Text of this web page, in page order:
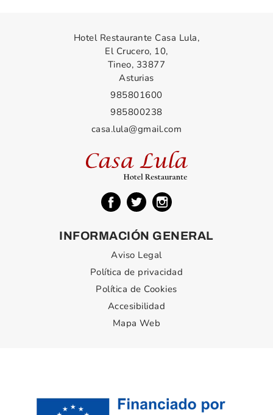
Hotel Restaurante Casa Lula,
El Crucero, 10,
Tineo, 33877
Asturias
985801600
985800238
casa.lula@gmail.com
INFORMACIÓN GENERAL
Aviso Legal
Política de privacidad
Política de Cookies
Accesibilidad
Mapa Web